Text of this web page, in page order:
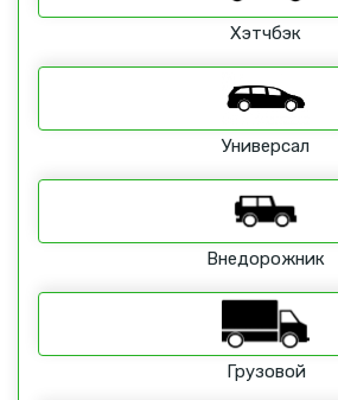
Хэтчбэк
Универсал
Внедорожник
Грузовой